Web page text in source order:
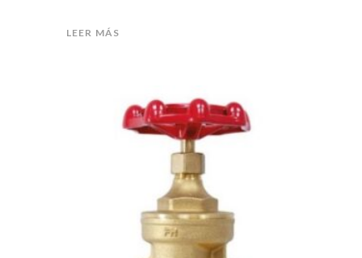
LEER MÁS